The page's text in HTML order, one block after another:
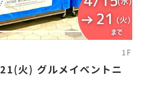
1F
火) グルメイベントニ